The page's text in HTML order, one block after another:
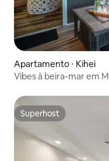
Apartamento ⋅ Kihei
Vibes à beira-mar em
Superhost
Superhost